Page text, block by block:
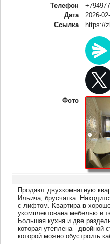
Телефон
Дата
2026-
Ссылка
https://
Фото
Продают двухкомнатную
Ильича, брусчатка.
с лифтом. Квартира в
укомплектована мебелью и
Большая кухня и две
которая утеплена - двойной
которой можно обустроить